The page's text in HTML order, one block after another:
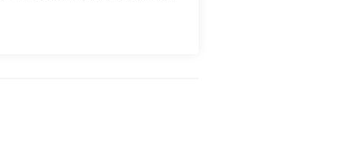
？ 亦或是老司机型？奇葩沙雕型？都欢
、清风十里、lynn1992、陈大胖呀（返